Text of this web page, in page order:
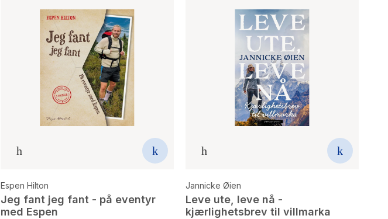
Espen Hilton
Jeg fant jeg fant - på eventyr
med Espen
Jannicke Øien
Leve ute, leve nå -
kjærlighetsbrev til villmarka